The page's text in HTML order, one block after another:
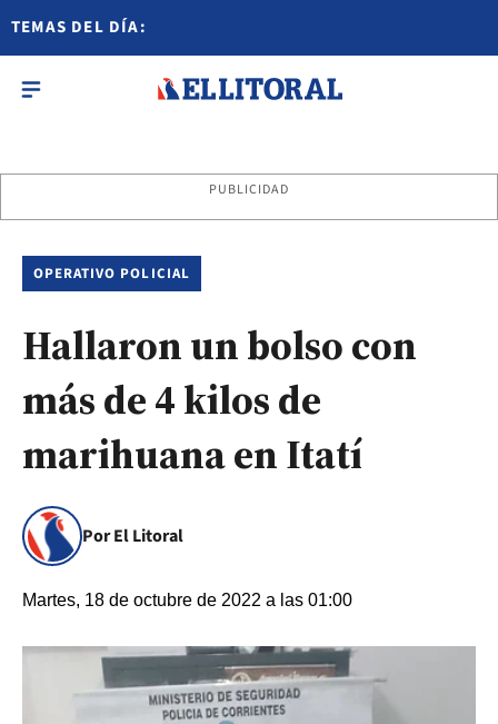
TEMAS DEL DÍA:
PUBLICIDAD
OPERATIVO POLICIAL
Hallaron un bolso con
más de 4 kilos de
marihuana en Itatí
Por El Litoral
Martes, 18 de octubre de 2022 a las 01:00